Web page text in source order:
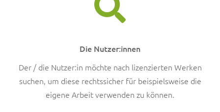
Die Nutzer:innen
Der / die Nutzer:in möchte nach lizenzierten Werken
suchen, um diese rechtssicher für beispielsweise die
eigene Arbeit verwenden zu können.